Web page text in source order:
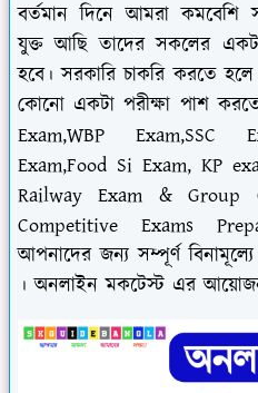
বর্তমান দিনে আমরা কমবেশি
যুক্ত আছি তাদের সকলের
হবে। সরকারি চাকরি করতে
কোনো একটা পরীক্ষা পাশ
Exam,WBP Exam,SSC
Exam,Food Si Exam, KP
Railway Exam & Group
Competitive Exams
আপনাদের জন্য সম্পূর্ণ
। অনলাইন মকটেস্ট এর